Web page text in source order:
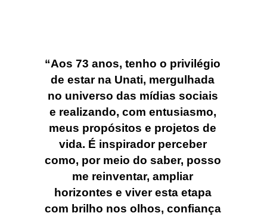
“Aos 73 anos, tenho o privilégio
de estar na Unati, mergulhada
no universo das mídias sociais
e realizando, com entusiasmo,
meus propósitos e projetos de
vida. É inspirador perceber
como, por meio do saber, posso
me reinventar, ampliar
horizontes e viver esta etapa
com brilho nos olhos, confiança